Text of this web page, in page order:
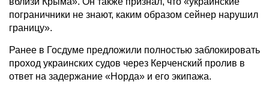
пограничники не знают, каким образом сейнер нарушил
границу».
Ранее в Госдуме предложили полностью заблокировать
проход украинских судов через Керченский пролив в
ответ на задержание «Норда» и его экипажа.